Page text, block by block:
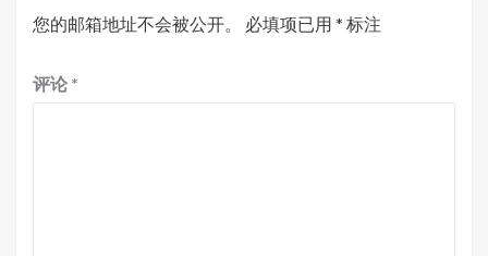
您的邮箱地址不会被公开。 必填项已用 * 标注
评论 *